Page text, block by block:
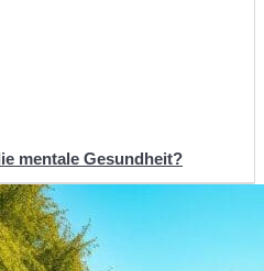
mentale Gesundheit?